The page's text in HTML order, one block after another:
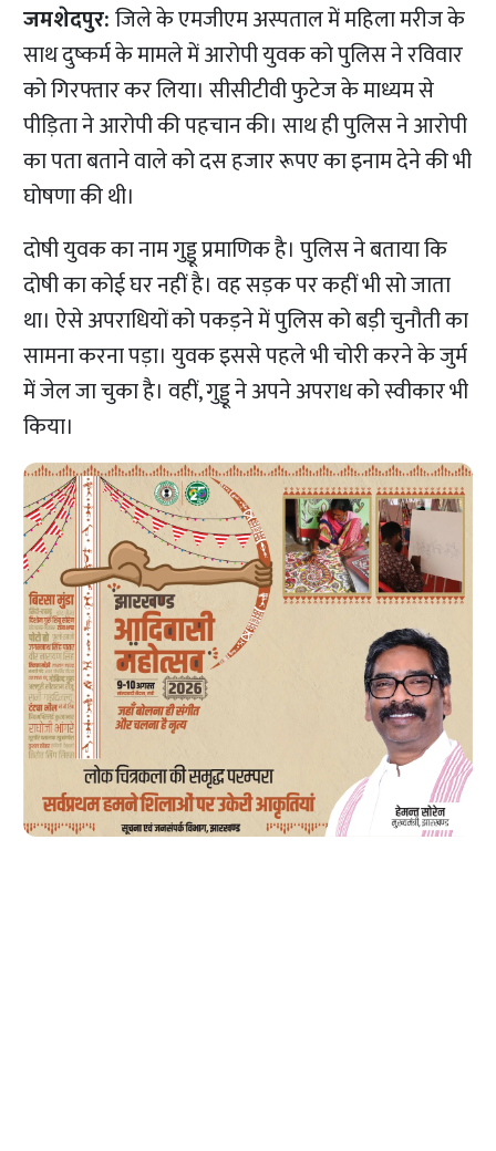
जमशेदपुर:जिले के एमजीएम अस्पताल में महिला मरीज के
साथ दुष्कर्म के मामले में आरोपी युवक को पुलिस ने रविवार
को गिरफ्तार कर लिया। सीसीटीवी फुटेज के माध्यम से
पीड़िता ने आरोपी की पहचान की। साथ ही पुलिस ने आरोपी
का पता बताने वाले को दस हजार रूपए का इनाम देने की भी
घोषणा की थी।
दोषी युवक का नाम गुड्डू प्रमाणिक है। पुलिस ने बताया कि
दोषी का कोई घर नहीं है। वह सड़क पर कहीं भी सो जाता
था। ऐसे अपराधियों को पकड़ने में पुलिस को बड़ी चुनौती का
सामना करना पड़ा। युवक इससे पहले भी चोरी करने के जुर्म
में जेल जा चुका है। वहीं, गुड्डू ने अपने अपराध को स्वीकार भी
किया।